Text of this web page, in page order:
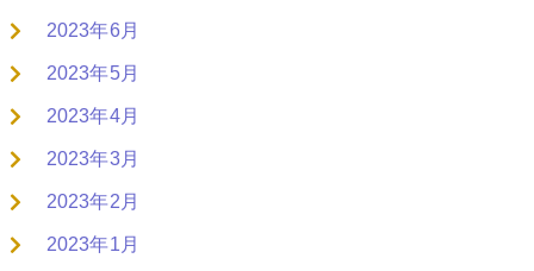
2023年6月
2023年5月
2023年4月
2023年3月
2023年2月
2023年1月